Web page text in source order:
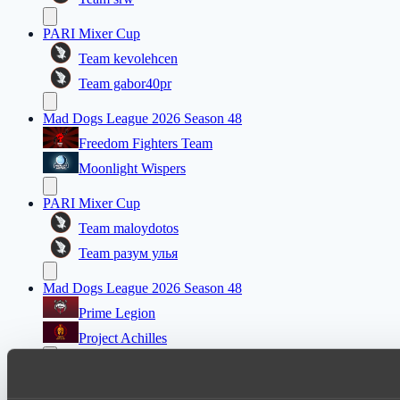
PARI Mixer Cup
Team kevolehcen
Team gabor40pr
Mad Dogs League 2026 Season 48
Freedom Fighters Team
Moonlight Wispers
PARI Mixer Cup
Team maloydotos
Team разум улья
Mad Dogs League 2026 Season 48
Prime Legion
Project Achilles